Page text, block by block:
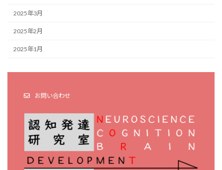
2025年3月
2025年2月
2025年1月
お問い合わせ